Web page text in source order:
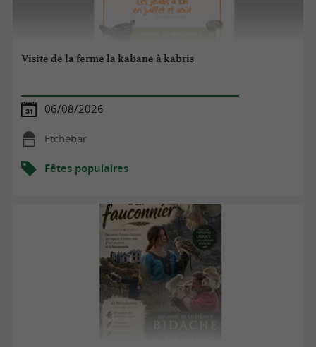
Visite de la ferme la kabane à kabris
06/08/2026
Etchebar
Fêtes populaires